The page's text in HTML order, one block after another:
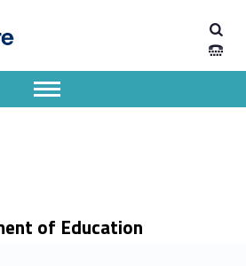
of Education
Apri il menu secondario